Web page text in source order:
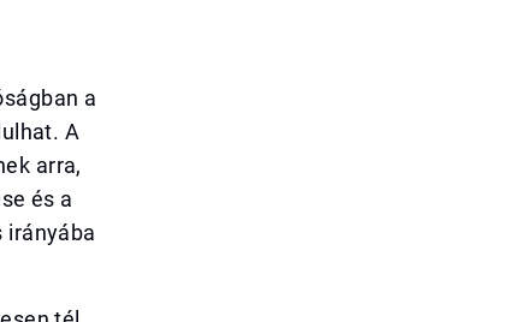
a
A
arra,
és a
irányába